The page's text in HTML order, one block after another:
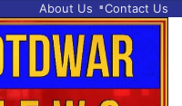
About Us Contact Us